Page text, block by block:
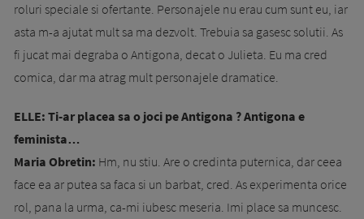
roluri speciale si ofertante. Personajele nu erau cum sunt eu, iar
asta m-a ajutat mult sa ma dezvolt. Trebuia sa gasesc solutii. As
fi jucat mai degraba o Antigona, decat o Julieta. Eu ma cred
comica, dar ma atrag mult personajele dramatice.
ELLE: Ti-ar placea sa o joci pe Antigona ? Antigona e
feminista…
Maria Obretin: Hm, nu stiu. Are o credinta puternica, dar ceea
face ea ar putea sa faca si un barbat, cred. As experimenta orice
rol, pana la urma, ca-mi iubesc meseria. Imi place sa muncesc.